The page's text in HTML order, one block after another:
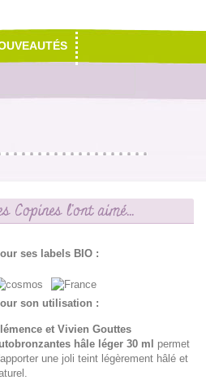
Copines l'ont aimé...
ses labels BIO :
son utilisation :
et Vivien Gouttes
hâle léger 30 ml permet
une joli teint légèrement hâlé et